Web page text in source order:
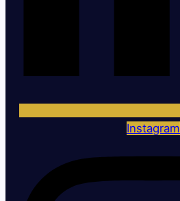
Instagram